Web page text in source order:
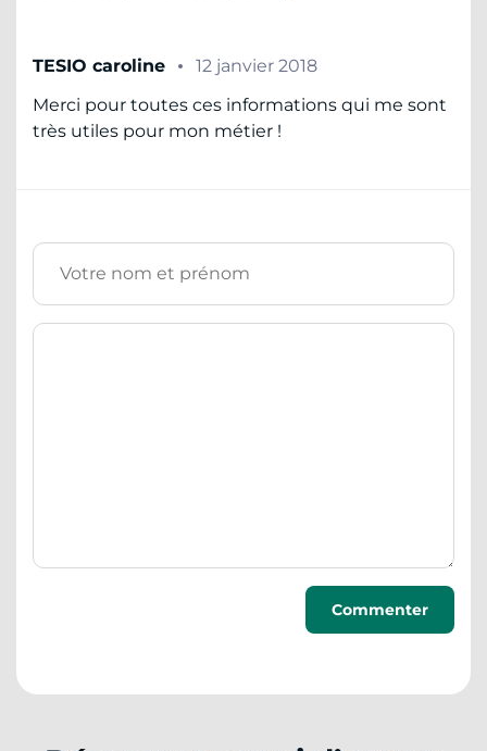
TESIO caroline
12 janvier 2018
Merci pour toutes ces informations qui me sont
très utiles pour mon métier !